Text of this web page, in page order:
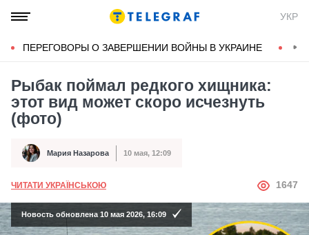
УКР
ПЕРЕГОВОРЫ О ЗАВЕРШЕНИИ ВОЙНЫ В УКРАИНЕ
Рыбак поймал редкого хищника:
этот вид может скоро исчезнуть
(фото)
Автор Мария Назарова
Дата публикации 10 мая, 12:09
ЧИТАТИ УКРАЇНСЬКОЮ АВТОР
1647
Новость обновлена 10 мая 2026, 16:09